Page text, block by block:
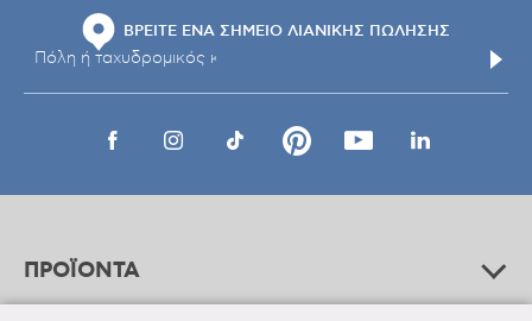
ΒΡΕΙΤΕ ΕΝΑ ΣΗΜΕΙΟ ΛΙΑΝΙΚΗΣ ΠΩΛΗΣΗΣ
ΠΡΟΪΟΝΤΑ